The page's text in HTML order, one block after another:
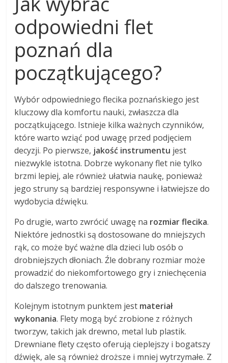
odpowiedni flet
poznań dla
początkującego?
Wybór odpowiedniego flecika poznańskiego jest
kluczowy dla komfortu nauki, zwłaszcza dla
początkującego. Istnieje kilka ważnych czynników,
które warto wziąć pod uwagę przed podjęciem
decyzji. Po pierwsze, jakość instrumentu jest
niezwykle istotna. Dobrze wykonany flet nie tylko
brzmi lepiej, ale również ułatwia naukę, ponieważ
jego struny są bardziej responsywne i łatwiejsze do
wydobycia dźwięku.
Po drugie, warto zwrócić uwagę na rozmiar flecika.
Niektóre jednostki są dostosowane do mniejszych
rąk, co może być ważne dla dzieci lub osób o
drobniejszych dłoniach. Źle dobrany rozmiar może
prowadzić do niekomfortowego gry i zniechęcenia
do dalszego trenowania.
Kolejnym istotnym punktem jest materiał
wykonania. Flety mogą być zrobione z różnych
tworzyw, takich jak drewno, metal lub plastik.
Drewniane flety często oferują cieplejszy i bogatszy
dźwięk, ale są również droższe i mniej wytrzymałe. Z